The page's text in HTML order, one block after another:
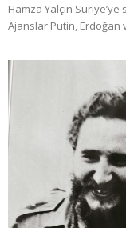
Hamza Yalçın
Ajanslar Putin, Erdoğan